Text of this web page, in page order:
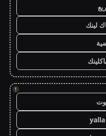
لينك
!